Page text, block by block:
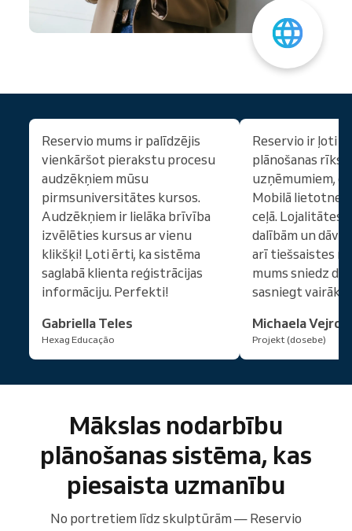
Reservio mums ir palīdzējis
vienkāršot pierakstu procesu
audzēkņiem mūsu
pirmsuniversitātes kursos.
Audzēkņiem ir lielāka brīvība
izvēlēties kursus ar vienu
klikšķi! Ļoti ērti, ka sistēma
saglabā klienta reģistrācijas
informāciju. Perfekti!
Gabriella Teles
Hexag Educação
Reservio ir ļoti
plānošanas rīks
uzņēmumiem,
Mobilā lietotne
ceļā. Lojalitātes
dalībām un
arī tiešsaistes
mums sniedz
sasniegt vairāk
Michaela
Projekt (dosebe)
Mākslas nodarbību
plānošanas sistēma, kas
piesaista uzmanību
No portretiem līdz skulptūrām — Reservio